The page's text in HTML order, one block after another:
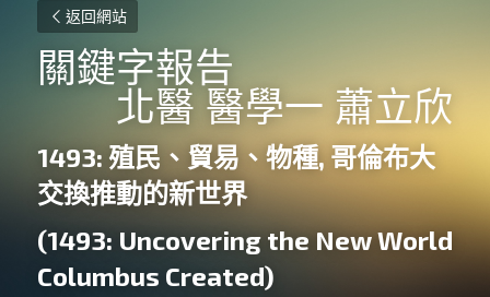
返回網站
關鍵字報告
北醫 醫學一 蕭立欣
1493: 殖民、貿易、物種, 哥倫布大
交換推動的新世界
(1493: Uncovering the New World
Columbus Created)